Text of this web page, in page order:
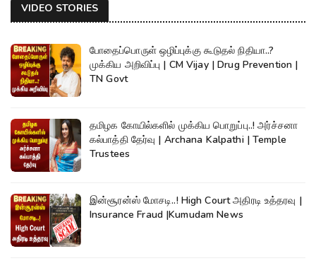
VIDEO STORIES
போதைப்பொருள் ஒழிப்புக்கு கூடுதல் நிதியா..?
முக்கிய அறிவிப்பு | CM Vijay | Drug Prevention |
TN Govt
தமிழக கோயில்களில் முக்கிய பொறுப்பு..! அர்ச்சனா
கல்பாத்தி தேர்வு | Archana Kalpathi | Temple
Trustees
இன்சூரன்ஸ் மோசடி..! High Court அதிரடி உத்தரவு |
Insurance Fraud |Kumudam News